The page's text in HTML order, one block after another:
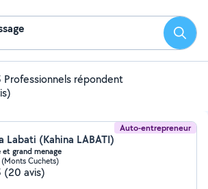
Professionnels répondent
Auto-entrepreneur
Labati (Kahina LABATI)
et grand menage
Cuchets)
(20 avis)